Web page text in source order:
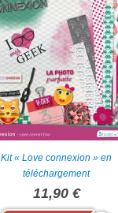
Kit « Love connexion » en
téléchargement
11,90 €